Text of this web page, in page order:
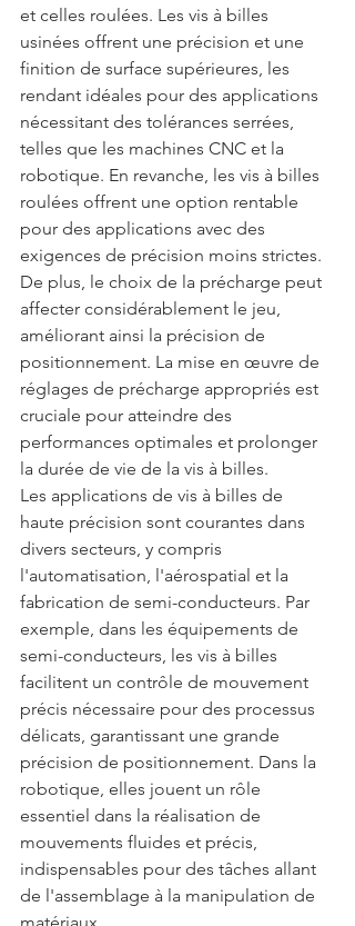
et celles roulées. Les vis à billes
usinées offrent une précision et une
finition de surface supérieures, les
rendant idéales pour des applications
nécessitant des tolérances serrées,
telles que les machines CNC et la
robotique. En revanche, les vis à billes
roulées offrent une option rentable
pour des applications avec des
exigences de précision moins strictes.
De plus, le choix de la précharge peut
affecter considérablement le jeu,
améliorant ainsi la précision de
positionnement. La mise en œuvre de
réglages de précharge appropriés est
cruciale pour atteindre des
performances optimales et prolonger
la durée de vie de la vis à billes.
Les applications de vis à billes de
haute précision sont courantes dans
divers secteurs, y compris
l'automatisation, l'aérospatial et la
fabrication de semi-conducteurs. Par
exemple, dans les équipements de
semi-conducteurs, les vis à billes
facilitent un contrôle de mouvement
précis nécessaire pour des processus
délicats, garantissant une grande
précision de positionnement. Dans la
robotique, elles jouent un rôle
essentiel dans la réalisation de
mouvements fluides et précis,
indispensables pour des tâches allant
de l'assemblage à la manipulation de